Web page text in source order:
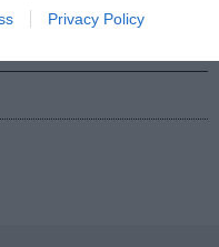
Privacy Policy
Imprimir